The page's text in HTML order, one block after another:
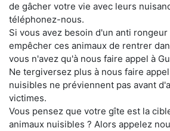
de gâcher votre vie avec leurs
téléphonez-nous.
Si vous avez besoin d'un anti
empêcher ces animaux de rentrer
vous n'avez qu'à nous faire appel à
Ne tergiversez plus à nous faire
nuisibles ne préviennent pas avant
victimes.
Vous pensez que votre gîte est la
animaux nuisibles ? Alors appelez